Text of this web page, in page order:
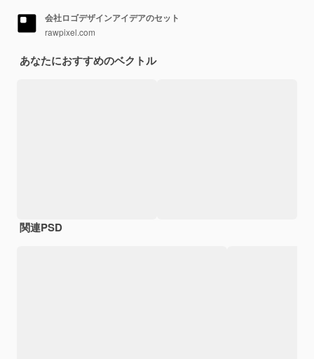
会社ロゴデザインアイデアのセット
rawpixel.com
あなたにおすすめのベクトル
関連PSD